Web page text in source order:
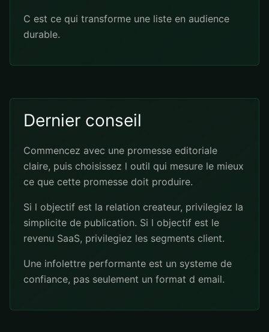
C est ce qui transforme une liste en audience
durable.
Dernier conseil
Commencez avec une promesse editoriale
claire, puis choisissez l outil qui mesure le mieux
ce que cette promesse doit produire.
Si l objectif est la relation createur, privilegiez la
simplicite de publication. Si l objectif est le
revenu SaaS, privilegiez les segments client.
Une infolettre performante est un systeme de
confiance, pas seulement un format d email.